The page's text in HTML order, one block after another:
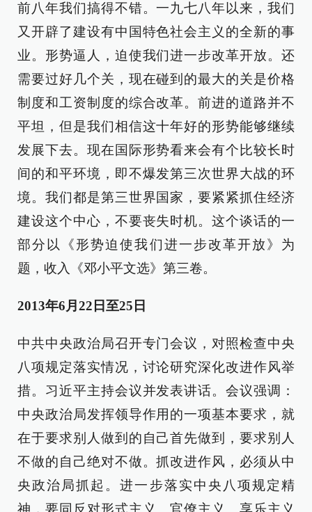
前八年我们搞得不错。一九七八年以来，我们
又开辟了建设有中国特色社会主义的全新的事
业。形势逼人，迫使我们进一步改革开放。还
需要过好几个关，现在碰到的最大的关是价格
制度和工资制度的综合改革。前进的道路并不
平坦，但是我们相信这十年好的形势能够继续
发展下去。现在国际形势看来会有个比较长时
间的和平环境，即不爆发第三次世界大战的环
境。我们都是第三世界国家，要紧紧抓住经济
建设这个中心，不要丧失时机。这个谈话的一
部分以《形势迫使我们进一步改革开放》为
题，收入《邓小平文选》第三卷。
2013年6月22日至25日
中共中央政治局召开专门会议，对照检查中央
八项规定落实情况，讨论研究深化改进作风举
措。习近平主持会议并发表讲话。会议强调：
中央政治局发挥领导作用的一项基本要求，就
在于要求别人做到的自己首先做到，要求别人
不做的自己绝对不做。抓改进作风，必须从中
央政治局抓起。进一步落实中央八项规定精
神，要同反对形式主义、官僚主义、享乐主义